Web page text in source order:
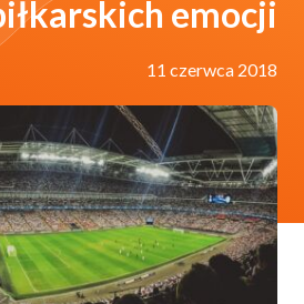
emocji
11 czerwca 2018